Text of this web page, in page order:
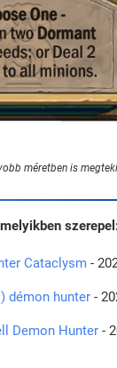
méretben is
Cataclysm -
démon hunter -
Demon Hunter -